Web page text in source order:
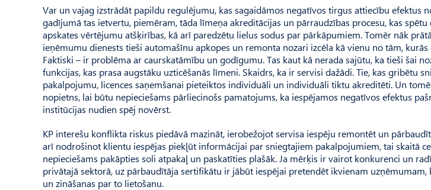
Var un vajag izstrādāt papildu regulējumu, kas sagaidāmos negatīvos tirgus attiecību efektus
gadījumā tas ietvertu, piemēram, tāda līmeņa akreditācijas un pārraudzības procesu, kas
apskates vērtējumu atšķirības, kā arī paredzētu lielus sodus par pārkāpumiem. Tomēr nāk
ieņēmumu dienests tieši automašīnu apkopes un remonta nozari izcēla kā vienu no tām,
Faktiski – ir problēma ar caurskatāmību un godīgumu. Tas kaut kā nerada sajūtu, ka tieši šai
funkcijas, kas prasa augstāku uzticēšanās līmeni. Skaidrs, ka ir servisi dažādi. Tie, kas gribētu
pakalpojumu, licences saņemšanai pieteiktos individuāli un individuāli tiktu akreditēti. Un
nopietns, lai būtu nepieciešams pārliecinošs pamatojums, ka iespējamos negatīvos efektus
institūcijas nudien spēj novērst.
KP interešu konflikta riskus piedāvā mazināt, ierobežojot servisa iespēju remontēt un
arī nodrošinot klientu iespējas piekļūt informācijai par sniegtajiem pakalpojumiem, tai skaitā
nepieciešams pakāpties soli atpakaļ un paskatīties plašāk. Ja mērķis ir vairot konkurenci un
privātajā sektorā, uz pārbaudītāja sertifikātu ir jābūt iespējai pretendēt ikvienam
un zināšanas par to lietošanu.